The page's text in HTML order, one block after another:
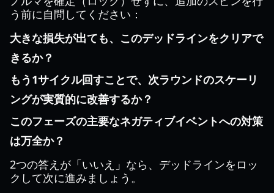
う前に自問してください：
大きな損失が出ても、このデッドラインをクリアで
きるか？
もう1サイクル回すことで、次ラウンドのスケーリ
ングが実質的に改善するか？
このフェーズの主要なネガティブイベントへの対策
は万全か？
2つの答えが「いいえ」なら、デッドラインをロッ
クして次に進みましょう。